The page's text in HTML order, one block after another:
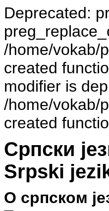
Deprecated:
/home/vokab/
created
modifier is
/home/vokab/
created
Српски
Srpski
О српском